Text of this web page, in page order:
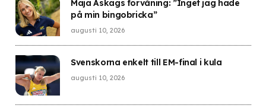
Maja Åskags förvåning: ”Inget jag hade
på min bingobricka”
augusti 10, 2026
Svenskorna enkelt till EM-final i kula
augusti 10, 2026